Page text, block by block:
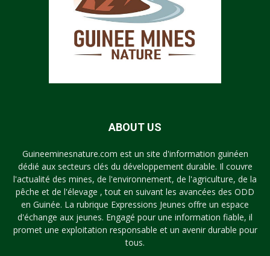
ABOUT US
Guineeminesnature.com est un site d'information guinéen
dédié aux secteurs clés du développement durable. Il couvre
l'actualité des mines, de l'environnement, de l'agriculture, de la
pêche et de l'élevage , tout en suivant les avancées des ODD
en Guinée. La rubrique Expressions Jeunes offre un espace
d'échange aux jeunes. Engagé pour une information fiable, il
promet une exploitation responsable et un avenir durable pour
tous.